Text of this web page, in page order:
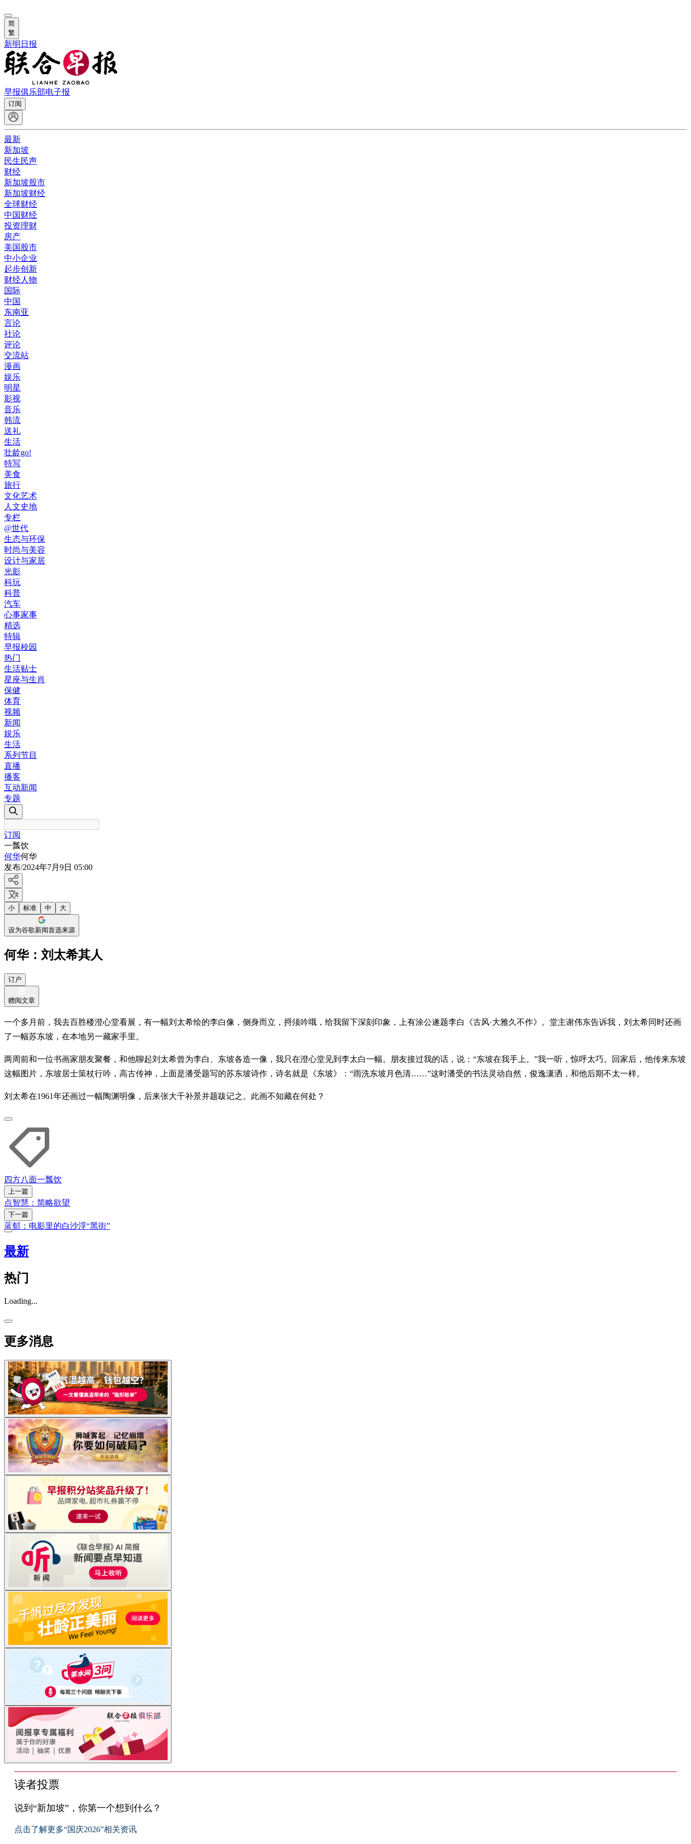
简
繁
新明日报
早报俱乐部电子报
订阅
最新
新加坡
民生民声
财经
新加坡股市
新加坡财经
全球财经
中国财经
投资理财
房产
美国股市
中小企业
起步创新
财经人物
国际
中国
东南亚
言论
社论
评论
交流站
漫画
娱乐
明星
影视
音乐
韩流
送礼
生活
壮龄go!
特写
美食
旅行
文化艺术
人文史地
专栏
@世代
生态与环保
时尚与美容
设计与家居
光影
科玩
科普
汽车
心事家事
精选
特辑
早报校园
热门
生活贴士
星座与生肖
保健
体育
视频
新闻
娱乐
生活
系列节目
直播
播客
互动新闻
专题
订阅
一瓢饮
何华何华
发布/2024年7月9日 05:00
小 标准 中 大
设为谷歌新闻首选来源
何华：刘太希其人
订户
赠阅文章
一个多月前，我去百胜楼澄心堂看展，有一幅刘太希绘的李白像，侧身而立，捋须吟哦，给我留下深刻印象，上有涂公遂题李白《古风·大雅久不作》。堂主谢伟东告诉我，刘太希同时还画
了一幅苏东坡，在本地另一藏家手里。
两周前和一位书画家朋友聚餐，和他聊起刘太希曾为李白、东坡各造一像，我只在澄心堂见到李太白一幅。朋友接过我的话，说：“东坡在我手上。”我一听，惊呼太巧。回家后，他传来东坡
这幅图片，东坡居士策杖行吟，高古传神，上面是潘受题写的苏东坡诗作，诗名就是《东坡》：“雨洗东坡月色清……”这时潘受的书法灵动自然，俊逸潇洒，和他后期不太一样。
刘太希在1961年还画过一幅陶渊明像，后来张大千补景并题跋记之。此画不知藏在何处？
四方八面一瓢饮
上一篇
点智慧：简略欲望
下一篇
蓝郁：电影里的白沙浮“黑街”
最新
热门
Loading...
更多消息